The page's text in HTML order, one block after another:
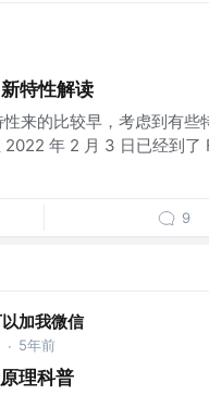
特性解读
来的比较早，考虑到有些
2022 年 2 月 3 日已经到
9
加我微信
· 5年前
理科普